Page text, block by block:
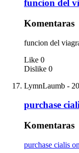
funcion del
Komentaras
funcion del
Like 0
Dislike 0
LymnLaumb -
purchase
Komentaras
purchase cialis